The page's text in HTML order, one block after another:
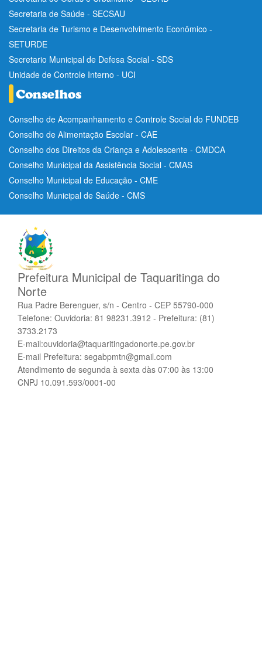
Secretaria de Saúde - SECSAU
Secretaria de Turismo e Desenvolvimento Econômico -
SETURDE
Secretario Municipal de Defesa Social - SDS
Unidade de Controle Interno - UCI
Conselho de Acompanhamento e Controle Social do FUNDEB
Conselho de Alimentação Escolar - CAE
Conselho dos Direitos da Criança e Adolescente - CMDCA
Conselho Municipal da Assistência Social - CMAS
Conselho Municipal de Educação - CME
Conselho Municipal de Saúde - CMS
Prefeitura Municipal de Taquaritinga do
Norte
Rua Padre Berenguer, s/n - Centro - CEP 55790-000
Telefone: Ouvidoria: 81 98231.3912 - Prefeitura: (81)
3733.2173
E-mail:ouvidoria@taquaritingadonorte.pe.gov.br
E-mail Prefeitura: segabpmtn@gmail.com
Atendimento de segunda à sexta dàs 07:00 às 13:00
CNPJ 10.091.593/0001-00